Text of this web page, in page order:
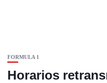
FORMULA 1
Horarios